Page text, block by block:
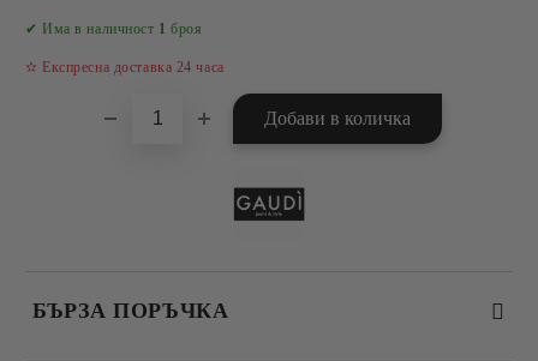
✔ Има в наличност 1 броя
✫ Експресна доставка 24 часа
БЪРЗА ПОРЪЧКА